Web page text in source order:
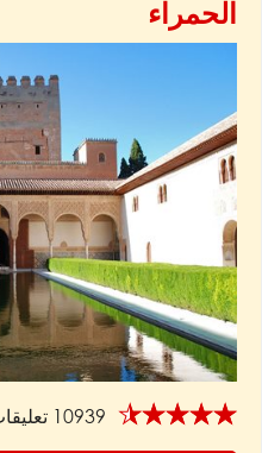
الحمراء
★★★★★ 10939 تعليقات